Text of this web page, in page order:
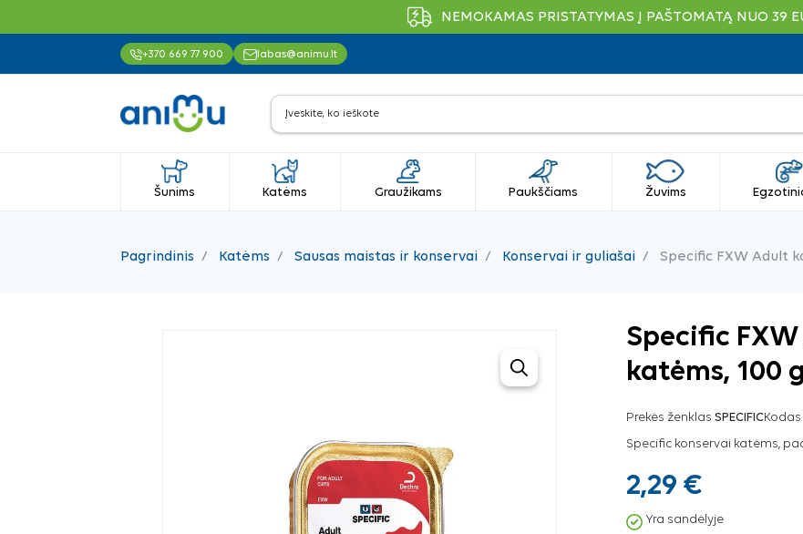
NEMOKAMAS PRISTATYMAS Į PAŠTOMATĄ NUO 39
+370 669 77 900 labas@animu.lt
Šunims Katėms Graužikams Paukščiams Žuvims
Pagrindinis Katėms Sausas maistas ir konservai Konservai ir guliašai Specific FXW Adult
Specific
katėms, 100 g
Prekės ženklas SPECIFICKodas
Specific konservai katėms,
2,29 €
Yra sandėlyje